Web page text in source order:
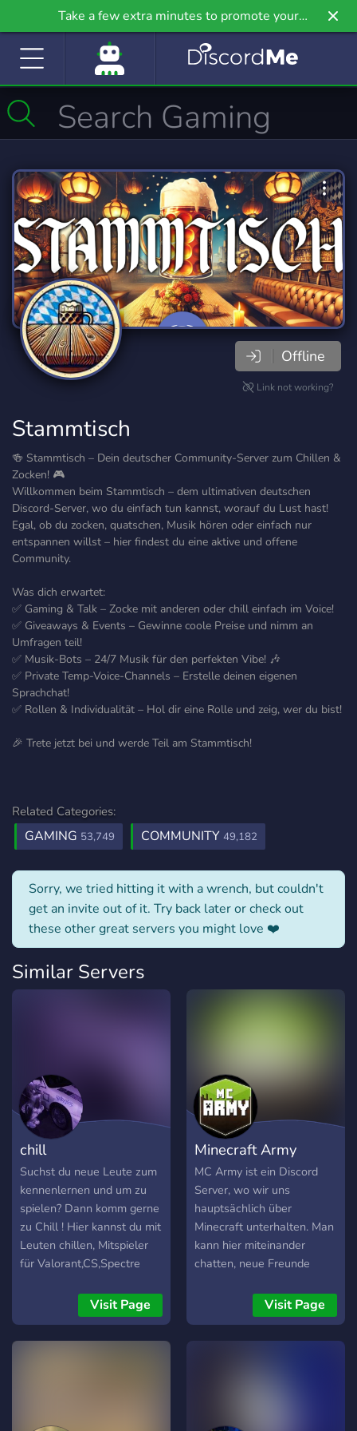
Take a few extra minutes to promote your
community even further on Griv.io, our newest
Offline
Link not working?
Stammtisch
🍻 Stammtisch – Dein deutscher Community-Server zum Chillen &
Zocken! 🎮
Willkommen beim Stammtisch – dem ultimativen deutschen
Discord-Server, wo du einfach tun kannst, worauf du Lust hast!
Egal, ob du zocken, quatschen, Musik hören oder einfach nur
entspannen willst – hier findest du eine aktive und offene
Community.
Was dich erwartet:
✅ Gaming & Talk – Zocke mit anderen oder chill einfach im Voice!
✅ Giveaways & Events – Gewinne coole Preise und nimm an
Umfragen teil!
✅ Musik-Bots – 24/7 Musik für den perfekten Vibe! 🎶
✅ Private Temp-Voice-Channels – Erstelle deinen eigenen
Sprachchat!
✅ Rollen & Individualität – Hol dir eine Rolle und zeig, wer du bist!
🎉 Trete jetzt bei und werde Teil am Stammtisch!
Related Categories:
GAMING 53,749 COMMUNITY 49,182
Sorry, we tried hitting it with a wrench, but couldn't
get an invite out of it. Try back later or check out
these other great servers you might love ❤️
Similar Servers
chill
Suchst du neue Leute zum
kennenlernen und um zu
spielen? Dann komm gerne
zu Chill ! Hier kannst du mit
Leuten chillen, Mitspieler
für Valorant,CS,Spectre
Minecraft suchen! Kommt
ran und habt Spaß
Visit Page
Minecraft Army
MC Army ist ein Discord
Server, wo wir uns
hauptsächlich über
Minecraft unterhalten. Man
kann hier miteinander
chatten, neue Freunde
Memes anschauen. Unsere
Community ist nett und
aktiv und wir freuen uns
Visit Page